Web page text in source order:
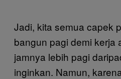
Jadi, kita semua capek
bangun pagi demi kerja
jamnya lebih pagi
inginkan. Namun,